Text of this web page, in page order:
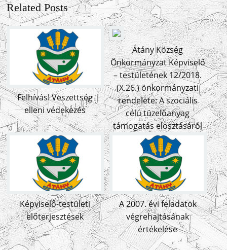
Related Posts
Felhívás! Veszettség
elleni védekezés
Átány Község
Önkormányzat Képviselő
– testületének 12/2018.
(X.26.) önkormányzati
rendelete: A szociális
célú tüzelőanyag
támogatás elosztásáról
Képviselő-testületi
előterjesztések
A 2007. évi feladatok
végrehajtásának
értékelése